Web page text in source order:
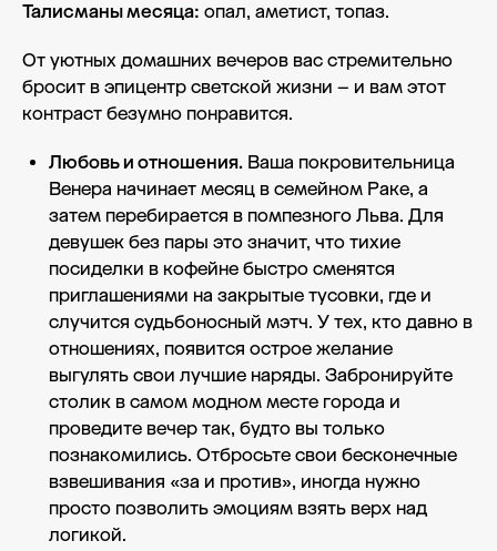
Талисманы месяца: опал, аметист, топаз.
От уютных домашних вечеров вас стремительно
бросит в эпицентр светской жизни – и вам этот
контраст безумно понравится.
Любовь и отношения. Ваша покровительница
Венера начинает месяц в семейном Раке, а
затем перебирается в помпезного Льва. Для
девушек без пары это значит, что тихие
посиделки в кофейне быстро сменятся
приглашениями на закрытые тусовки, где и
случится судьбоносный мэтч. У тех, кто давно в
отношениях, появится острое желание
выгулять свои лучшие наряды. Забронируйте
столик в самом модном месте города и
проведите вечер так, будто вы только
познакомились. Отбросьте свои бесконечные
взвешивания «за и против», иногда нужно
просто позволить эмоциям взять верх над
логикой.